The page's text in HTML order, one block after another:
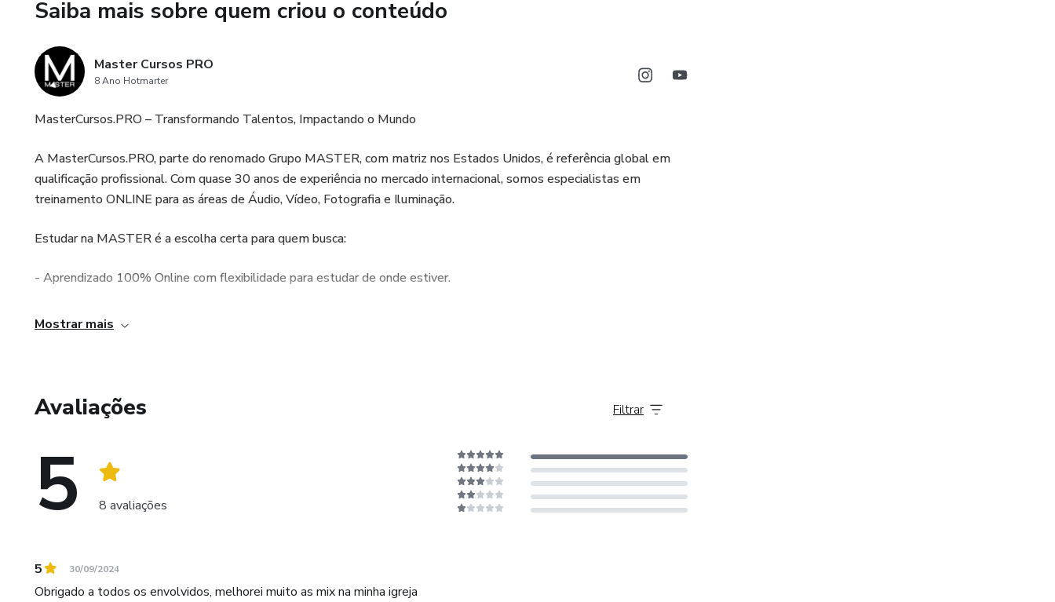
Saiba mais sobre quem criou o conteúdo
Master Cursos PRO
8 Ano Hotmarter
MasterCursos.PRO – Transformando Talentos, Impactando o Mundo
A MasterCursos.PRO, parte do renomado Grupo MASTER, com matriz nos Estados Unidos, é referência global em
qualificação profissional. Com quase 30 anos de experiência no mercado internacional, somos especialistas em
treinamento ONLINE para as áreas de Áudio, Vídeo, Fotografia e Iluminação.
Estudar na MASTER é a escolha certa para quem busca:
- Aprendizado 100% Online com flexibilidade para estudar de onde estiver.
- Didática Simples e Direta, você vai aprender de forma rápida e eficiente, sem enrolação.
Viva a Experiência Master!
você e ajudar no seu crescimento. Será um imenso prazer ter você como nosso aluno!
Escolha ser Master. Escolha ser referência. Seja Master você também!
Mostrar mais
Avaliações
5 8 avaliações
Filtrar
5 30/09/2024
Obrigado a todos os envolvidos, melhorei muito as mix na minha igreja